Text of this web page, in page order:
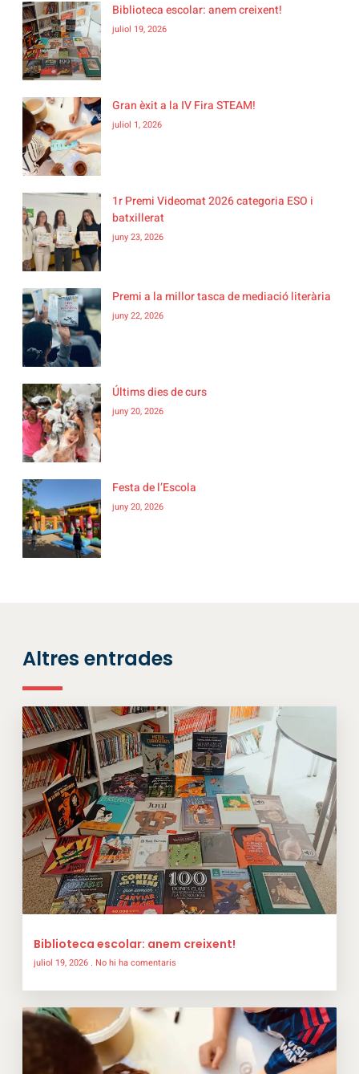
Biblioteca escolar: anem creixent!
juliol 19, 2026
Gran èxit a la IV Fira STEAM!
juliol 1, 2026
1r Premi Videomat 2026 categoria ESO i
batxillerat
juny 23, 2026
Premi a la millor tasca de mediació literària
juny 22, 2026
Últims dies de curs
juny 20, 2026
Festa de l’Escola
juny 20, 2026
Altres entrades
Biblioteca escolar: anem creixent!
juliol 19, 2026 No hi ha comentaris